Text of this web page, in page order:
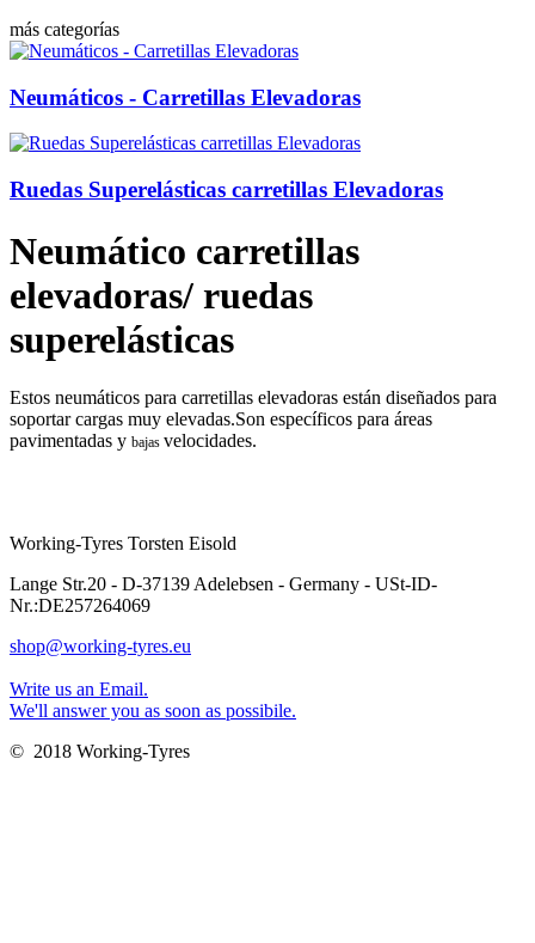
más categorías
Neumáticos - Carretillas Elevadoras
Ruedas Superelásticas carretillas Elevadoras
Neumático carretillas
elevadoras/ ruedas
superelásticas
Estos neumáticos para carretillas elevadoras están diseñados para
soportar cargas muy elevadas.Son específicos para áreas
pavimentadas y bajas velocidades.
Working-Tyres Torsten Eisold
Lange Str.20 - D-37139 Adelebsen - Germany - USt-ID-
Nr.:DE257264069
shop@working-tyres.eu
Write us an Email.
We'll answer you as soon as possibile.
© 2018 Working-Tyres